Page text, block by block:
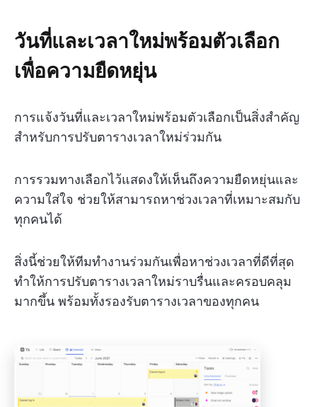
วันที่และเวลาใหม่พร้อมตัวเลือก
เพื่อความยืดหยุ่น
การแจ้งวันที่และเวลาใหม่พร้อมตัวเลือกเป็นสิ่งสำคัญ
สำหรับการปรับตารางเวลาใหม่ร่วมกัน
การรวมทางเลือกไว้แสดงให้เห็นถึงความยืดหยุ่นและ
ความใส่ใจ ช่วยให้สามารถหาช่วงเวลาที่เหมาะสมกับ
ทุกคนได้
สิ่งนี้ช่วยให้ทีมทำงานร่วมกันเพื่อหาช่วงเวลาที่ดีที่สุด
ทำให้การปรับตารางเวลาใหม่ราบรื่นและครอบคลุม
มากขึ้น พร้อมทั้งรองรับตารางเวลาของทุกคน